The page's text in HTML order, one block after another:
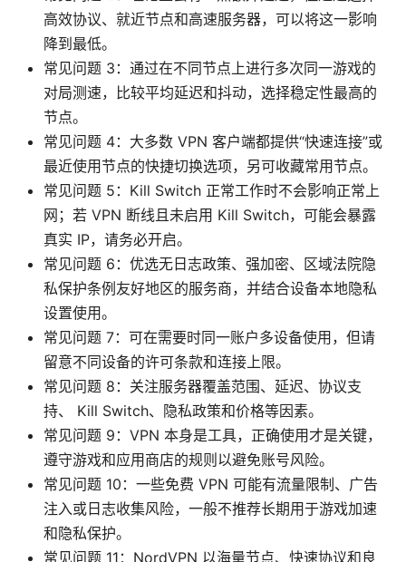
高效协议、就近节点和高速服务器，可以将这一影响
降到最低。
常见问题 3：通过在不同节点上进行多次同一游戏的
对局测速，比较平均延迟和抖动，选择稳定性最高的
节点。
常见问题 4：大多数 VPN 客户端都提供“快速连接”或
最近使用节点的快捷切换选项，另可收藏常用节点。
常见问题 5：Kill Switch 正常工作时不会影响正常上
网；若 VPN 断线且未启用 Kill Switch，可能会暴露
真实 IP，请务必开启。
常见问题 6：优选无日志政策、强加密、区域法院隐
私保护条例友好地区的服务商，并结合设备本地隐私
设置使用。
常见问题 7：可在需要时同一账户多设备使用，但请
留意不同设备的许可条款和连接上限。
常见问题 8：关注服务器覆盖范围、延迟、协议支
持、 Kill Switch、隐私政策和价格等因素。
常见问题 9：VPN 本身是工具，正确使用才是关键，
遵守游戏和应用商店的规则以避免账号风险。
常见问题 10：一些免费 VPN 可能有流量限制、广告
注入或日志收集风险，一般不推荐长期用于游戏加速
和隐私保护。
常见问题 11：NordVPN 以海量节点、快速协议和良